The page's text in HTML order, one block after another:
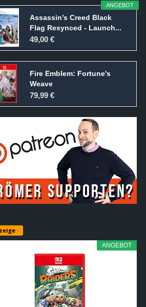
ANGEBOT
Assassin’s Creed Black
Flag Resynced - Launch...
49,00 €
Fire Emblem: Fortune's
Weave
79,99 €
ANGEBOT